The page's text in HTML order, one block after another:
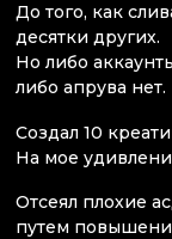
До того, как
десятки других.
Но либо
либо апрува нет.
Создал 10
На мое
Отсеял плохие
путем